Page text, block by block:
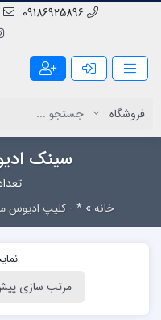
09186925896
سینک
خانه»* - کلیپ ادیوس